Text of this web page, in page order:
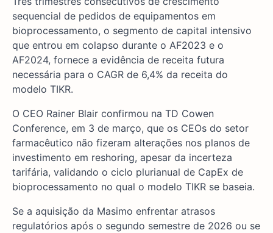
sequencial de pedidos de equipamentos em
bioprocessamento, o segmento de capital intensivo
que entrou em colapso durante o AF2023 e o
AF2024, fornece a evidência de receita futura
necessária para o CAGR de 6,4% da receita do
modelo TIKR.
O CEO Rainer Blair confirmou na TD Cowen
Conference, em 3 de março, que os CEOs do setor
farmacêutico não fizeram alterações nos planos de
investimento em reshoring, apesar da incerteza
tarifária, validando o ciclo plurianual de CapEx de
bioprocessamento no qual o modelo TIKR se baseia.
Se a aquisição da Masimo enfrentar atrasos
regulatórios após o segundo semestre de 2026 ou se